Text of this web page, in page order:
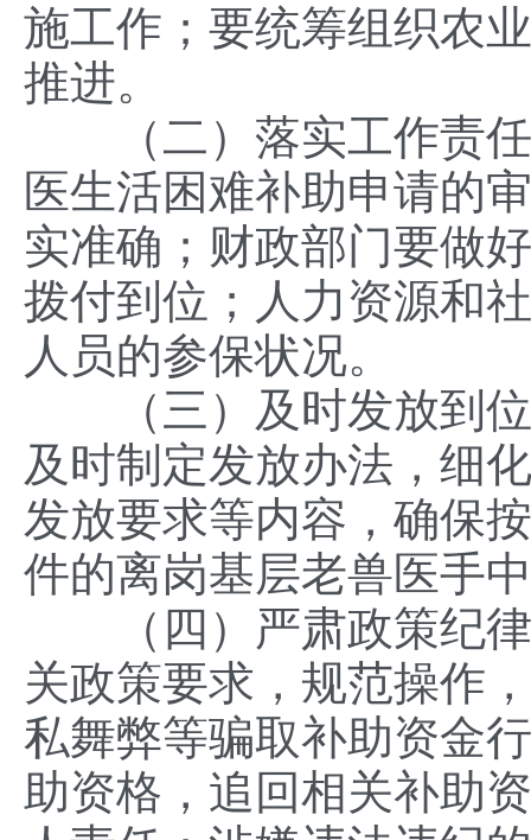
施工作；要统筹组织农
推进。
（二）落实工作责任
医生活困难补助申请的
实准确；财政部门要做
拨付到位；人力资源和
人员的参保状况。
（三）及时发放到位
及时制定发放办法，细
发放要求等内容，确保
件的离岗基层老兽医手
（四）严肃政策纪律
关政策要求，规范操作
私舞弊等骗取补助资金
助资格，追回相关补助